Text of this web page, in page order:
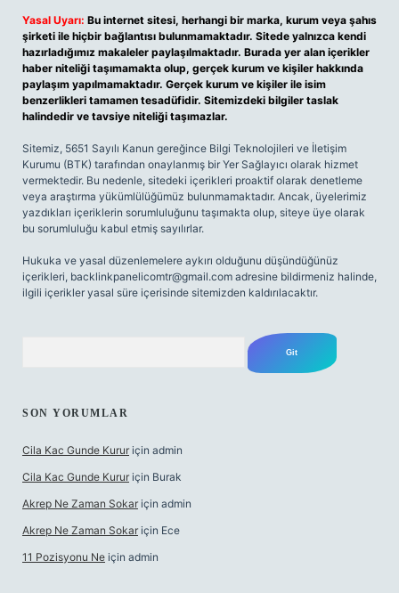
Yasal Uyarı: Bu internet sitesi, herhangi bir marka, kurum veya şahıs
şirketi ile hiçbir bağlantısı bulunmamaktadır. Sitede yalnızca kendi
hazırladığımız makaleler paylaşılmaktadır. Burada yer alan içerikler
haber niteliği taşımamakta olup, gerçek kurum ve kişiler hakkında
paylaşım yapılmamaktadır. Gerçek kurum ve kişiler ile isim
benzerlikleri tamamen tesadüfidir. Sitemizdeki bilgiler taslak
halindedir ve tavsiye niteliği taşımazlar.
Sitemiz, 5651 Sayılı Kanun gereğince Bilgi Teknolojileri ve İletişim
Kurumu (BTK) tarafından onaylanmış bir Yer Sağlayıcı olarak hizmet
vermektedir. Bu nedenle, sitedeki içerikleri proaktif olarak denetleme
veya araştırma yükümlülüğümüz bulunmamaktadır. Ancak, üyelerimiz
yazdıkları içeriklerin sorumluluğunu taşımakta olup, siteye üye olarak
bu sorumluluğu kabul etmiş sayılırlar.
Hukuka ve yasal düzenlemelere aykırı olduğunu düşündüğünüz
içerikleri, backlinkpanelicomtr@gmail.com adresine bildirmeniz halinde,
ilgili içerikler yasal süre içerisinde sitemizden kaldırılacaktır.
SON YORUMLAR
Cila Kac Gunde Kurur için admin
Cila Kac Gunde Kurur için Burak
Akrep Ne Zaman Sokar için admin
Akrep Ne Zaman Sokar için Ece
11 Pozisyonu Ne için admin